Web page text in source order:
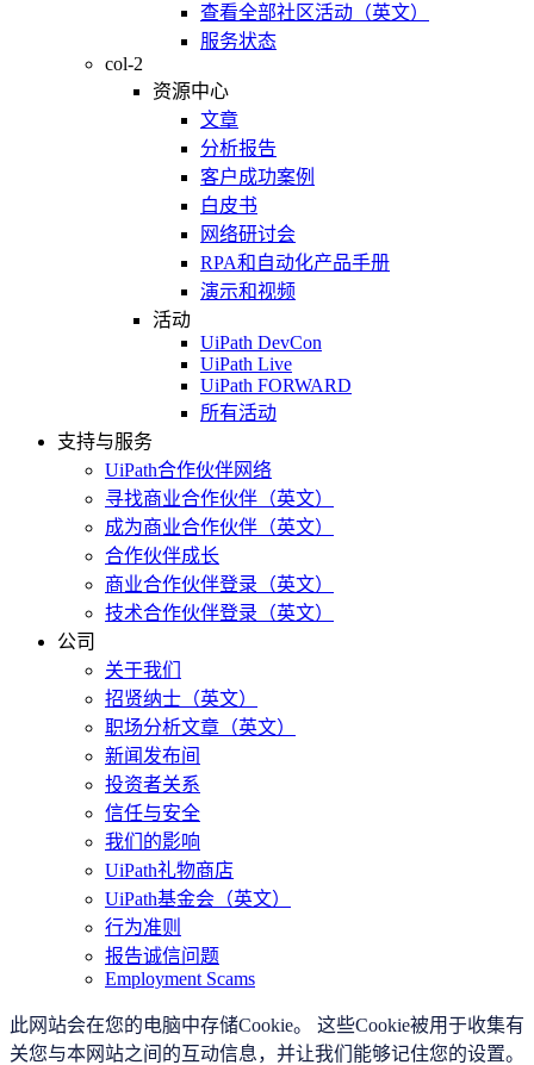
查看全部社区活动（英文）
服务状态
col-2
资源中心
文章
分析报告
客户成功案例
白皮书
网络研讨会
RPA和自动化产品手册
演示和视频
活动
UiPath DevCon
UiPath Live
UiPath FORWARD
所有活动
支持与服务
UiPath合作伙伴网络
寻找商业合作伙伴（英文）
成为商业合作伙伴（英文）
合作伙伴成长
商业合作伙伴登录（英文）
技术合作伙伴登录（英文）
公司
关于我们
招贤纳士（英文）
职场分析文章（英文）
新闻发布间
投资者关系
信任与安全
我们的影响
UiPath礼物商店
UiPath基金会（英文）
行为准则
报告诚信问题
Employment Scams
此网站会在您的电脑中存储Cookie。 这些Cookie被用于收集有
关您与本网站之间的互动信息，并让我们能够记住您的设置。